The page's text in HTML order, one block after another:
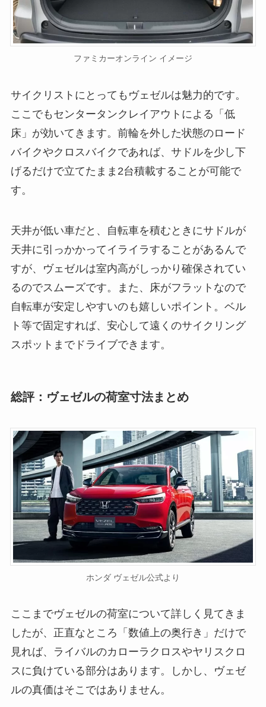
ファミカーオンライン イメージ
サイクリストにとってもヴェゼルは魅力的です。
ここでもセンタータンクレイアウトによる「低
床」が効いてきます。前輪を外した状態のロード
バイクやクロスバイクであれば、サドルを少し下
げるだけで立てたまま2台積載することが可能で
す。
天井が低い車だと、自転車を積むときにサドルが
天井に引っかかってイライラすることがあるんで
すが、ヴェゼルは室内高がしっかり確保されてい
るのでスムーズです。また、床がフラットなので
自転車が安定しやすいのも嬉しいポイント。ベル
ト等で固定すれば、安心して遠くのサイクリング
スポットまでドライブできます。
総評：ヴェゼルの荷室寸法まとめ
ホンダ ヴェゼル公式より
ここまでヴェゼルの荷室について詳しく見てきま
したが、正直なところ「数値上の奥行き」だけで
見れば、ライバルのカローラクロスやヤリスクロ
スに負けている部分はあります。しかし、ヴェゼ
ルの真価はそこではありません。